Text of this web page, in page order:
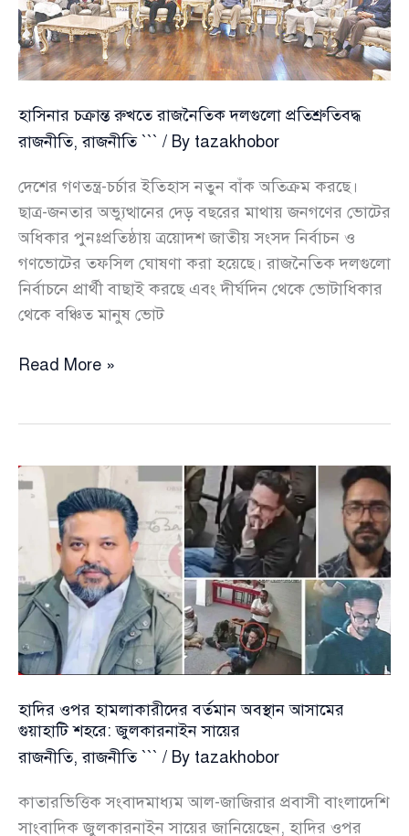
হাসিনার চক্রান্ত রুখতে রাজনৈতিক দলগুলো প্রতিশ্রুতিবদ্ধ
রাজনীতি,রাজনীতি ``` / By tazakhobor
দেশের গণতন্ত্র-চর্চার ইতিহাস নতুন বাঁক অতিক্রম করছে।
ছাত্র-জনতার অভ্যুত্থানের দেড় বছরের মাথায় জনগণের ভোটের
অধিকার পুনঃপ্রতিষ্ঠায় ত্রয়োদশ জাতীয় সংসদ নির্বাচন ও
গণভোটের তফসিল ঘোষণা করা হয়েছে। রাজনৈতিক দলগুলো
নির্বাচনে প্রার্থী বাছাই করছে এবং দীর্ঘদিন থেকে ভোটাধিকার
থেকে বঞ্চিত মানুষ ভোট
হাসিনার
দলগুলো
প্রতিশ্রুতিবদ্ধ
Read More »
হাদির ওপর হামলাকারীদের বর্তমান অবস্থান আসামের
গুয়াহাটি শহরে: জুলকারনাইন সায়ের
রাজনীতি,রাজনীতি ``` / By tazakhobor
কাতারভিত্তিক সংবাদমাধ্যম আল-জাজিরার প্রবাসী বাংলাদেশি
সাংবাদিক জুলকারনাইন সায়ের জানিয়েছেন, হাদির ওপর